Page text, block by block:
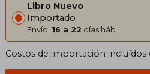
Libro Nuevo
Importado
Envío: 16 a 22 días háb.
Costos de importación incluídos